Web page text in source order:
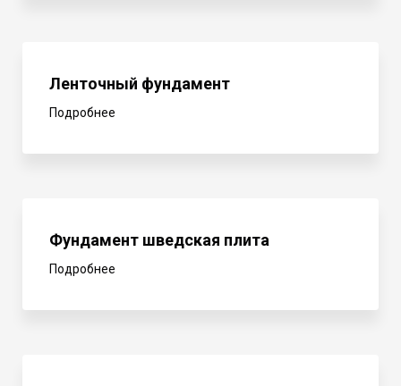
Ленточный фундамент
Подробнее
Фундамент шведская плита
Подробнее